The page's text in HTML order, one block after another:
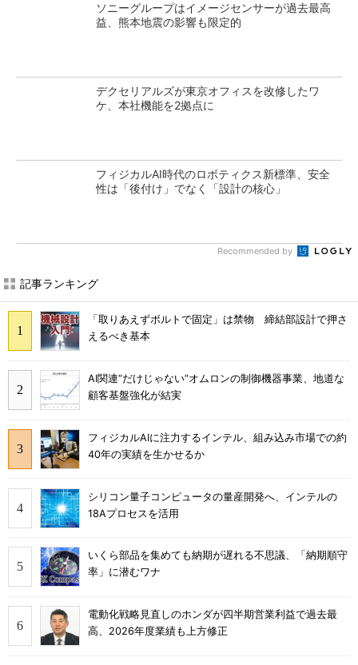
ソニーグループはイメージセンサーが過去最高
益、熊本地震の影響も限定的
デクセリアルズが東京オフィスを改修したワ
ケ、本社機能を2拠点に
フィジカルAI時代のロボティクス新標準、安全
性は「後付け」でなく「設計の核心」
Recommended by
記事ランキング
「取りあえずボルトで固定」は禁物 締結部設計で押さ
えるべき基本
AI関連“だけじゃない”オムロンの制御機器事業、地道な
顧客基盤強化が結実
フィジカルAIに注力するインテル、組み込み市場での約
40年の実績を生かせるか
シリコン量子コンピュータの量産開発へ、インテルの
18Aプロセスを活用
いくら部品を集めても納期が遅れる不思議、「納期順守
率」に潜むワナ
電動化戦略見直しのホンダが四半期営業利益で過去最
高、2026年度業績も上方修正